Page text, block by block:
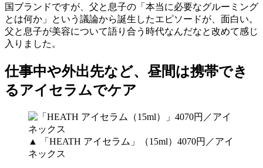
国ブランドですが、父と息子の「本当に必要なグルーミング
とは何か」という議論から誕生したエピソードが、面白い。
父と息子が美容について語り合う時代なんだなと改めて感じ
入りました。
仕事中や外出先など、昼間は携帯でき
るアイセラムでケア
▲ 「HEATH アイセラム」（15ml）4070円／アイ
ネックス